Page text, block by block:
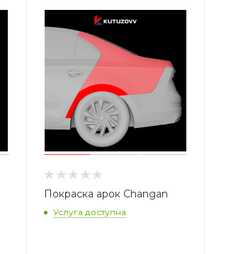
Покраска арок Changan
Услуга доступна